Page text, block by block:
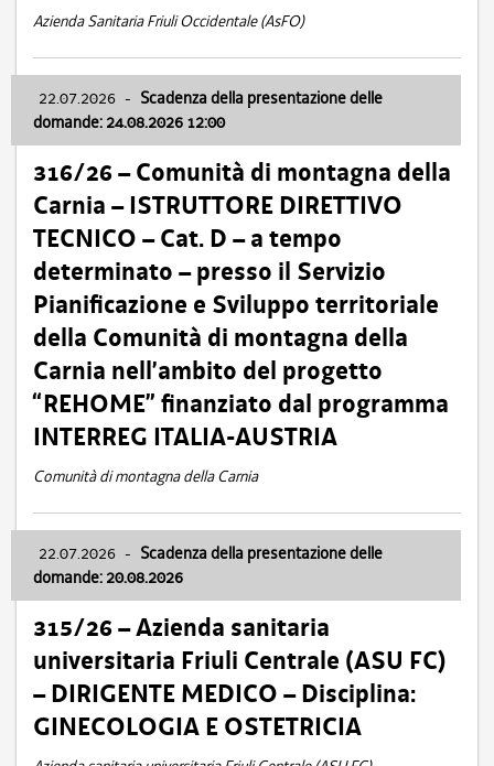
Azienda Sanitaria Friuli Occidentale (AsFO)
22.07.2026 - Scadenza della presentazione delle
domande: 24.08.2026 12:00
316/26 – Comunità di montagna della
Carnia – ISTRUTTORE DIRETTIVO
TECNICO – Cat. D – a tempo
determinato – presso il Servizio
Pianificazione e Sviluppo territoriale
della Comunità di montagna della
Carnia nell’ambito del progetto
“REHOME” finanziato dal programma
INTERREG ITALIA-AUSTRIA
Comunità di montagna della Carnia
22.07.2026 - Scadenza della presentazione delle
domande: 20.08.2026
315/26 – Azienda sanitaria
universitaria Friuli Centrale (ASU FC)
– DIRIGENTE MEDICO – Disciplina:
GINECOLOGIA E OSTETRICIA